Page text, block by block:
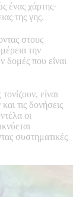
ένας χάρτης·
της γης.
στους
την
δομές που είναι
είναι
τις δονήσεις
οι
συστηματικές